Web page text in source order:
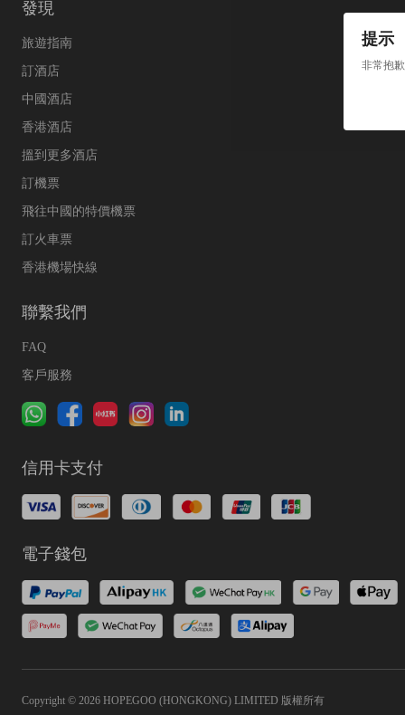
提示
非常抱
發現
旅遊指南
訂酒店
中國酒店
香港酒店
搵到更多酒店
訂機票
飛往中國的特價機票
訂火車票
香港機場快線
聯繫我們
FAQ
客戶服務
信用卡支付
電子錢包
Copyright © 2026 HOPEGOO (HONGKONG) LIMITED 版權所有